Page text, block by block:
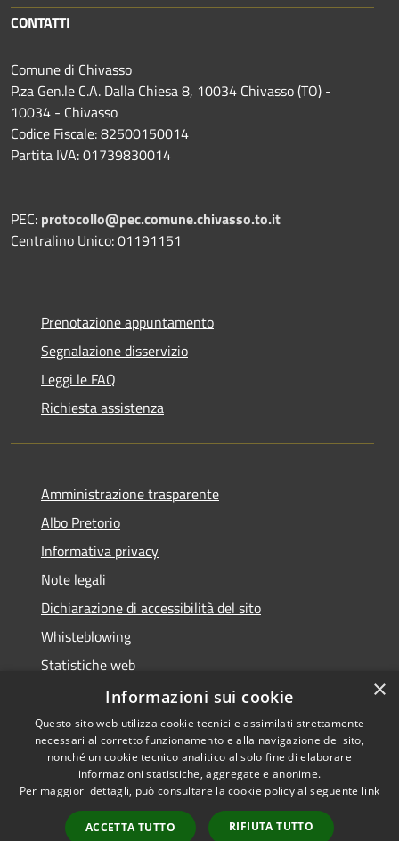
CONTATTI
Comune di Chivasso
P.za Gen.le C.A. Dalla Chiesa 8, 10034 Chivasso (TO) -
10034 - Chivasso
Codice Fiscale: 82500150014
Partita IVA: 01739830014
PEC: protocollo@pec.comune.chivasso.to.it
Centralino Unico: 01191151
Prenotazione appuntamento
Segnalazione disservizio
Leggi le FAQ
Richiesta assistenza
Amministrazione trasparente
Albo Pretorio
Informativa privacy
Note legali
Dichiarazione di accessibilità del sito
Whisteblowing
Statistiche web
Segnalazioni di non conformità
RSS
Accessibility
Copyright © 2026 • Town of •
Municipium
Admin access
×
Informazioni sui cookie
Questo sito web utilizza cookie tecnici e assimilati strettamente
necessari al corretto funzionamento e alla navigazione del sito,
nonché un cookie tecnico analitico al solo fine di elaborare
informazioni statistiche, aggregate e anonime.
Per maggiori dettagli, può consultare la cookie policy al seguente link
ACCETTA TUTTO RIFIUTA TUTTO